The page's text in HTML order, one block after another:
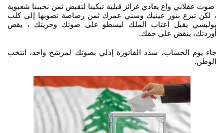
صوت عقلاني واع يعادي غرائز قبلية تبكينا لتقبض ثمن نحيبنا شعبوية
، لكن تبرع بنور عينيك وسني عمرك ثمن رصاصة تصوبها إلى كلب
بوليسي يقبل اعتاب الملك ليسطو على صوتك وحريتك ، يقص
أوردتك، ينقض على حقك.
جاء يوم الحساب، سدد الفاتورة إدلي بصوتك لمرشح واحد، انتخب
الوطن.